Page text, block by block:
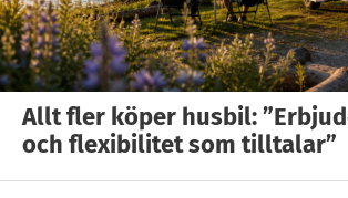
Allt fler köper husbil:
och flexibilitet som tilltalar”